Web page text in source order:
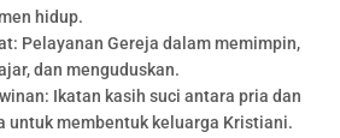
hidup.
Pelayanan Gereja dalam memimpin,
dan menguduskan.
Ikatan kasih suci antara pria dan
untuk membentuk keluarga Kristiani.